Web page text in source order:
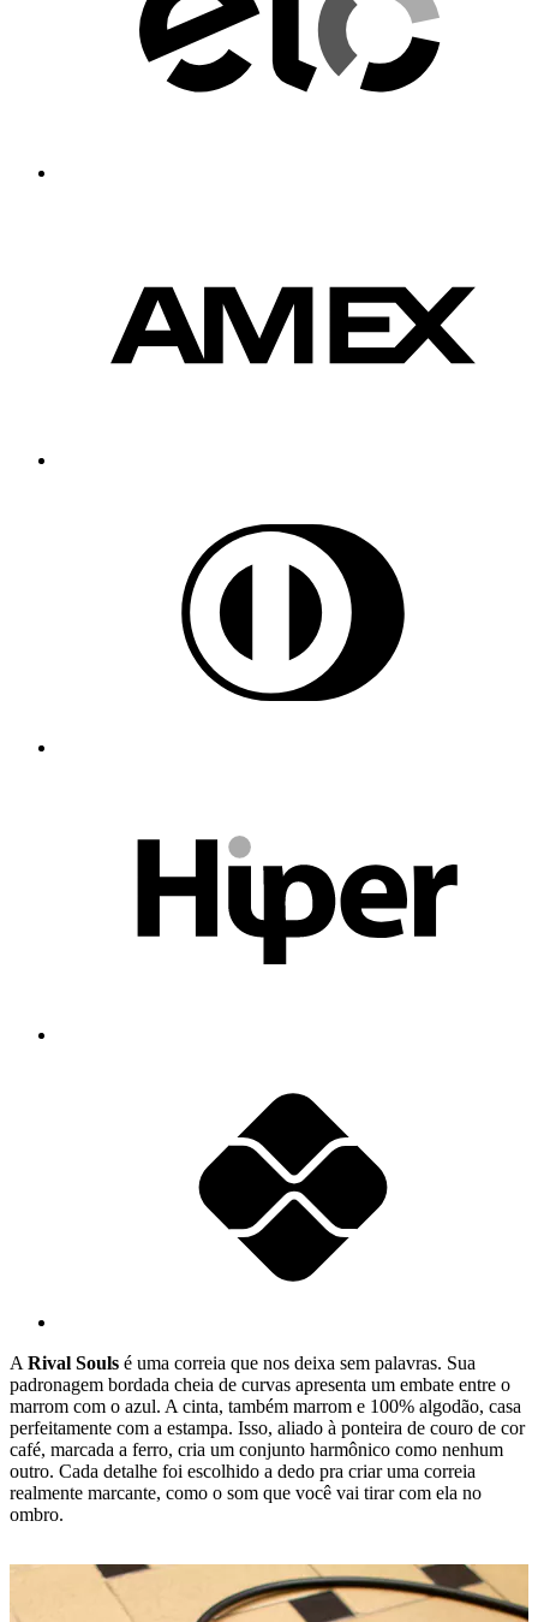
A Rival Souls é uma correia que nos deixa sem palavras. Sua
padronagem bordada cheia de curvas apresenta um embate entre o
marrom com o azul. A cinta, também marrom e 100% algodão, casa
perfeitamente com a estampa. Isso, aliado à ponteira de couro de cor
café, marcada a ferro, cria um conjunto harmônico como nenhum
outro. Cada detalhe foi escolhido a dedo pra criar uma correia
realmente marcante, como o som que você vai tirar com ela no
ombro.